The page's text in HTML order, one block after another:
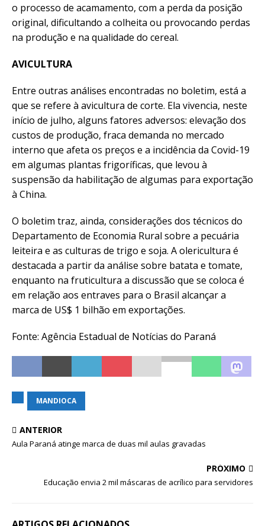
o processo de acamamento, com a perda da posição
original, dificultando a colheita ou provocando perdas
na produção e na qualidade do cereal.
AVICULTURA
Entre outras análises encontradas no boletim, está a
que se refere à avicultura de corte. Ela vivencia, neste
início de julho, alguns fatores adversos: elevação dos
custos de produção, fraca demanda no mercado
interno que afeta os preços e a incidência da Covid-19
em algumas plantas frigoríficas, que levou à
suspensão da habilitação de algumas para exportação
à China.
O boletim traz, ainda, considerações dos técnicos do
Departamento de Economia Rural sobre a pecuária
leiteira e as culturas de trigo e soja. A olericultura é
destacada a partir da análise sobre batata e tomate,
enquanto na fruticultura a discussão que se coloca é
em relação aos entraves para o Brasil alcançar a
marca de US$ 1 bilhão em exportações.
Fonte: Agência Estadual de Notícias do Paraná
MANDIOCA
ANTERIOR
Aula Paraná atinge marca de duas mil aulas gravadas
PRÓXIMO
Educação envia 2 mil máscaras de acrílico para servidores